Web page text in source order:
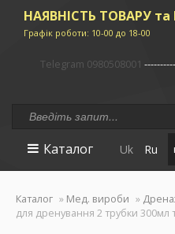
НАЯВНІСТЬ ТОВАРУ
Графік роботи: 10-00 до 18-00
Telegram 0980508001
Uk Ru
Каталог
Каталог » Мед. вироби »
для дренування 2 трубки 300мл